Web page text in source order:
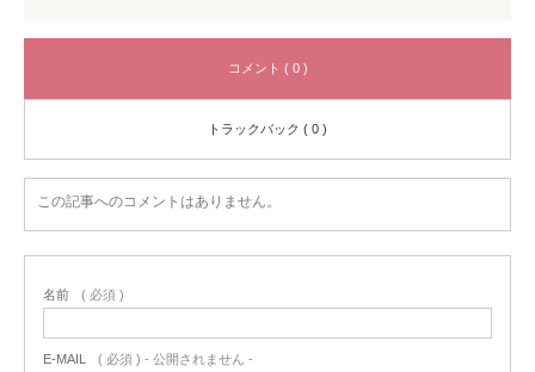
コメント ( 0 )
トラックバック ( 0 )
この記事へのコメントはありません。
名前 ( 必須 )
E-MAIL ( 必須 ) - 公開されません -